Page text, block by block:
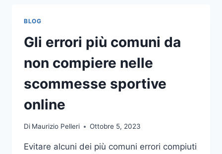
PULIZIA
DELLE
APPARECCHIATURE
DA
BLOG
Gli errori più comuni da
non compiere nelle
scommesse sportive
online
Di Maurizio Pelleri Ottobre 5, 2023
Evitare alcuni dei più comuni errori compiuti